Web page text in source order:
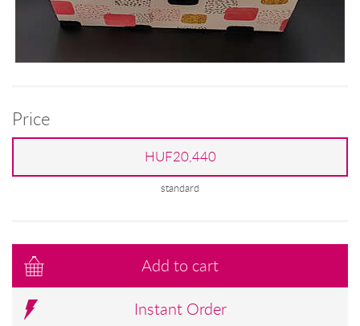
Price
HUF20,440
standard
Add to cart
Instant Order